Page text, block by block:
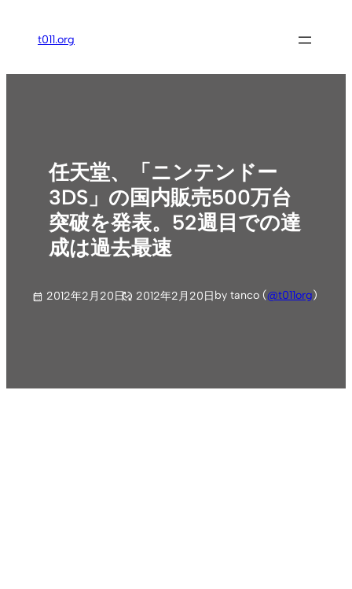
ス
t011.org
任天堂、「ニンテンドー
3DS」の国内販売500万台
突破を発表。52週目での達
成は過去最速
2012年2月20日 2012年2月20日by tanco (@t011org)